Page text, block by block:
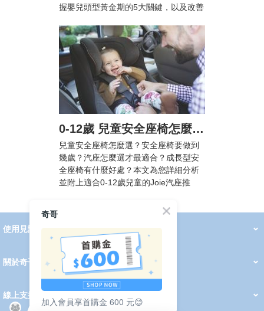
握嬰兒頭型黃金期的5大關鍵，以及改善
圓的漂亮頭型。
0-12歲 兒童安全座椅怎麼選? 汽車安全座椅法規懶人包，附Joie汽座挑選攻略
兒童安全座椅怎麼選？安全座椅要做到
幾歲？汽座怎麼選才最適合？成長型安
全座椅有什麼好處？本文為您詳細分析
並附上適合0-12歲兒童的Joie汽座推
使用見證 線上DM
2026 PADDINGTON 春夏服飾
2026 Peter Rabbit 春夏服飾
2026 CHIC BASICS春夏服飾
2026 Chic“a”Bon 派對禮服系列
2026 Chic“a”Bon 春夏服飾
媽咪購物指南
關於奇哥
奇哥的故事
育兒資訊站
會員中心
會員權益說明
我的帳戶
訂單查詢
紅利點數
修改會員資料
活動報名
線上支援
奇哥
加入會員享首購金 600 元😊